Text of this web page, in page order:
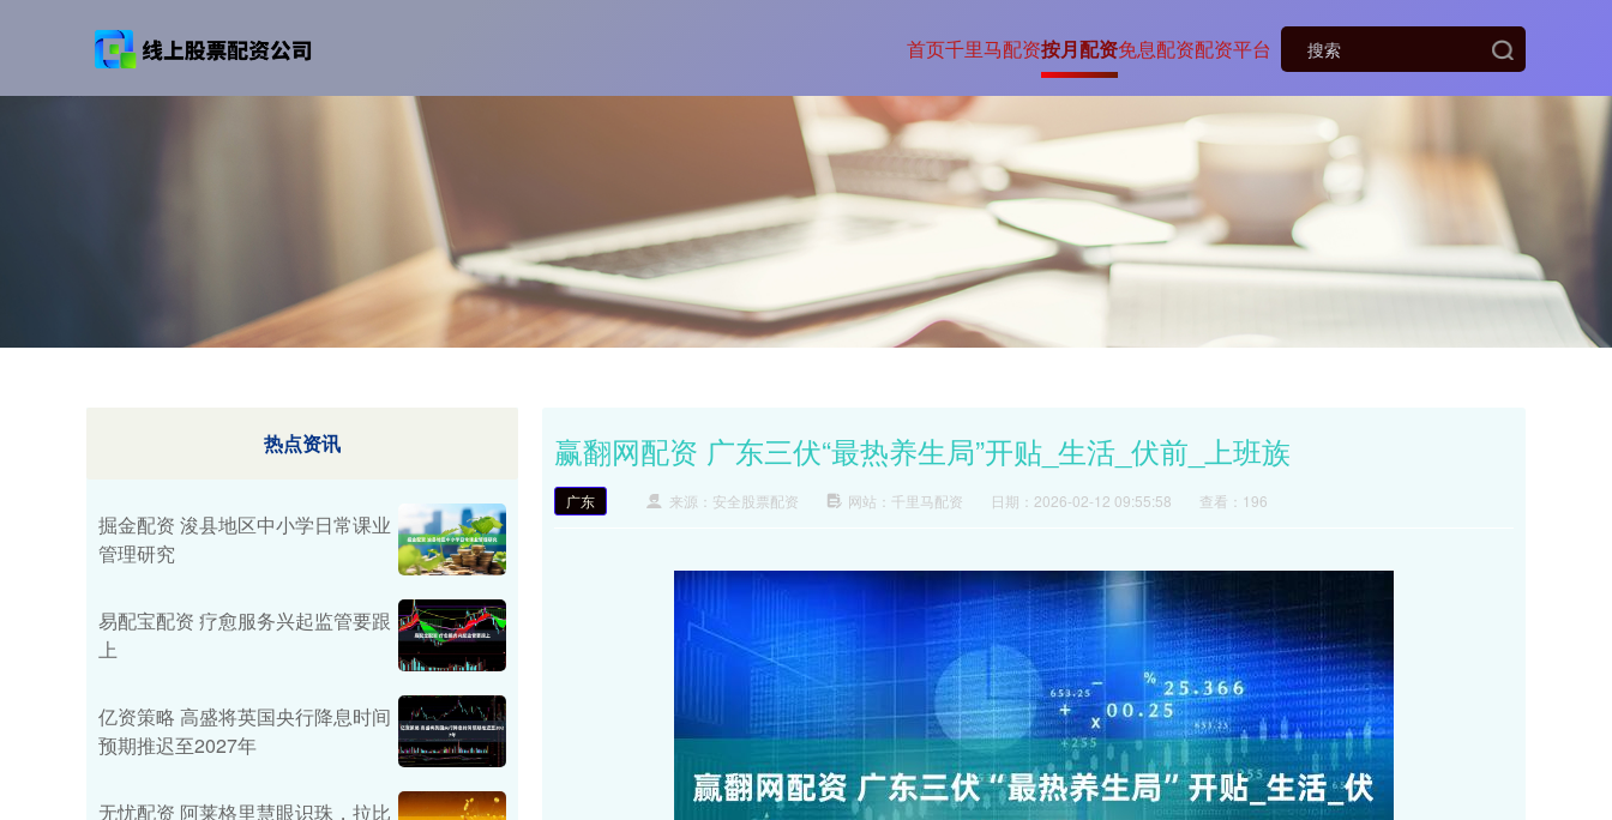
首页千里马配资按月配资免息配资配资平台
赢翻网配资 广东三伏“最热养生局”开贴_生活_伏前_上班族
广东 来源：安全股票配资 网站：千里马配资 日期：2026-02-12 09:55:58 查看：196
热点资讯
掘金配资 浚县地区中小学日常课业
管理研究
易配宝配资 疗愈服务兴起监管要跟
上
亿资策略 高盛将英国央行降息时间
预期推迟至2027年
无忧配资 阿莱格里慧眼识珠，拉比